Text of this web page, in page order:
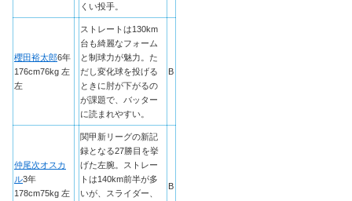
くい投手。
櫻田裕太郎6年
176cm76kg 左
左
ストレートは130km
台も綺麗なフォーム
と制球力が魅力。た
だし変化球を投げる
ときに肘が下がるの
が課題で、バッター
に読まれやすい。
B
仲尾次オスカ
ル3年
178cm75kg 左
関甲新リーグの新記
録となる27勝目を挙
げた左腕。ストレー
トは140km前半が多
いが、スライダー、
B